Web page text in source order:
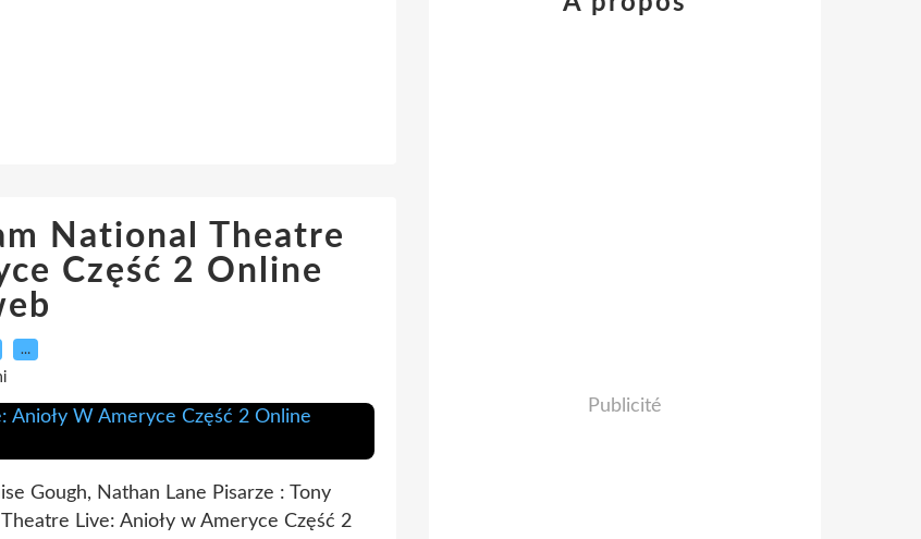
National Theatre
Część 2 Online
…
Gough, Nathan Lane Pisarze : Tony
Live: Anioły w Ameryce Część 2
Publicité